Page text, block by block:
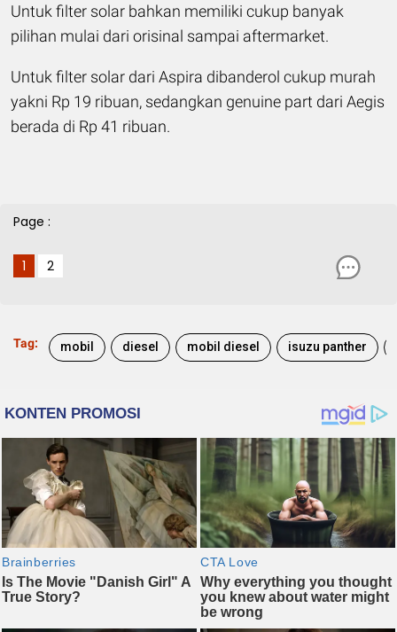
Untuk filter solar bahkan memiliki cukup banyak
pilihan mulai dari orisinal sampai aftermarket.
Untuk filter solar dari Aspira dibanderol cukup murah
yakni Rp 19 ribuan, sedangkan genuine part dari Aegis
berada di Rp 41 ribuan.
Page :
1 2
Tag: mobil diesel mobil diesel isuzu panther